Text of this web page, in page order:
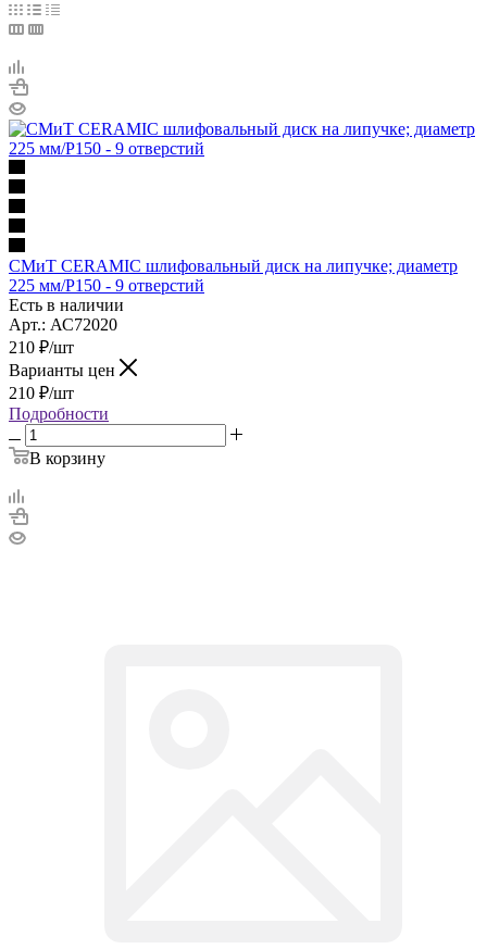
СМиТ CERAMIC шлифовальный диск на липучке; диаметр
225 мм/P150 - 9 отверстий
Есть в наличии
Арт.: АС72020
210 ₽/шт
Варианты цен
210 ₽/шт
Подробности
В корзину